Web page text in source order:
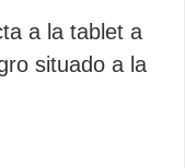
a la tablet a
situado a la